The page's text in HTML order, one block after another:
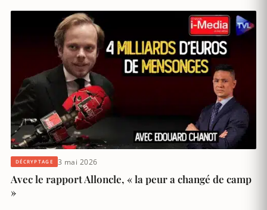
DÉCRYPTAGE 3 mai 2026
Avec le rapport Alloncle, « la peur a changé de camp
»